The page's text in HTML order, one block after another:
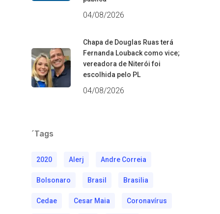
04/08/2026
Chapa de Douglas Ruas terá
Fernanda Louback como vice;
vereadora de Niterói foi
escolhida pelo PL
04/08/2026
´Tags
2020 Alerj Andre Correia
Bolsonaro Brasil Brasilia
Cedae Cesar Maia Coronavírus